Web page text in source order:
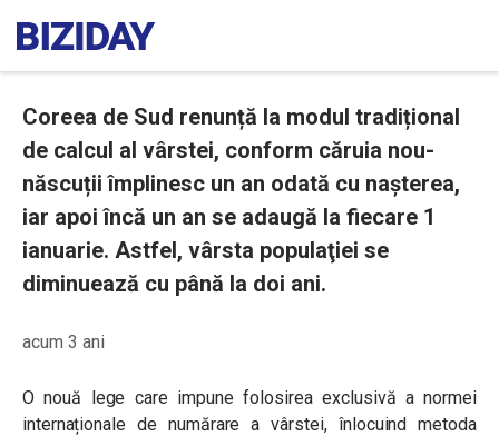
Coreea de Sud renunță la modul tradițional
de calcul al vârstei, conform căruia nou-
născuții împlinesc un an odată cu nașterea,
iar apoi încă un an se adaugă la fiecare 1
ianuarie. Astfel, vârsta populaţiei se
diminuează cu până la doi ani.
acum 3 ani
O nouă lege care impune folosirea exclusivă a normei
internaționale de numărare a vârstei, înlocuind metoda